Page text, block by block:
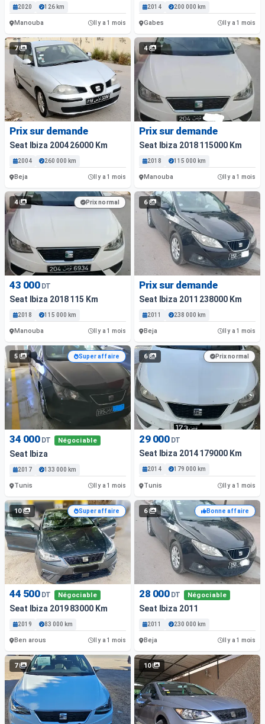
2020 126 km
Manouba Il y a 1 mois
2014 200 000 km
Gabes Il y a 1 mois
7
Prix sur demande
Seat Ibiza 2004 26000 Km
2004 260 000 km
Beja Il y a 1 mois
4
Prix sur demande
Seat Ibiza 2018 115000 Km
2018 115 000 km
Manouba Il y a 1 mois
4 Prix normal
43 000 DT
Seat Ibiza 2018 115 Km
2018 115 000 km
Manouba Il y a 1 mois
6
Prix sur demande
Seat Ibiza 2011 238000 Km
2011 238 000 km
Beja Il y a 1 mois
5 Super affaire
34 000 DT Négociable
Seat Ibiza
2017 133 000 km
Tunis Il y a 1 mois
6 Prix normal
29 000 DT
Seat Ibiza 2014 179000 Km
2014 179 000 km
Tunis Il y a 1 mois
10 Super affaire
44 500 DT Négociable
Seat Ibiza 2019 83000 Km
2019 83 000 km
Ben arous Il y a 1 mois
6 Bonne affaire
28 000 DT Négociable
Seat Ibiza 2011
2011 230 000 km
Beja Il y a 1 mois
7 10